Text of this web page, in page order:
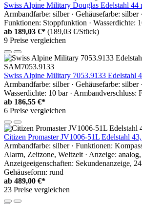
Swiss Alpine Military Douglas Edelstahl
Armbandfarbe: silber · Gehäusefarbe: silber
Funktionen: Stoppfunktion · Wasserdichte:
ab 189,03 €* (189,03 €/Stück)
9 Preise vergleichen
Swiss Alpine Military 7053.9133 Edelstahl
Armbandfarbe: silber · Gehäusefarbe: silber
Wasserdichte: 10 bar · Armbandverschluss:
ab 186,55 €*
6 Preise vergleichen
Citizen Promaster JV1006-51L Edelstahl
Armbandfarbe: silber · Funktionen:
Alarm, Zeitzone, Weltzeit · Anzeige:
Anzeigeeigenschaften: Sekundenanzeige,
Gehäuseform: rund
ab 489,00 €*
23 Preise vergleichen